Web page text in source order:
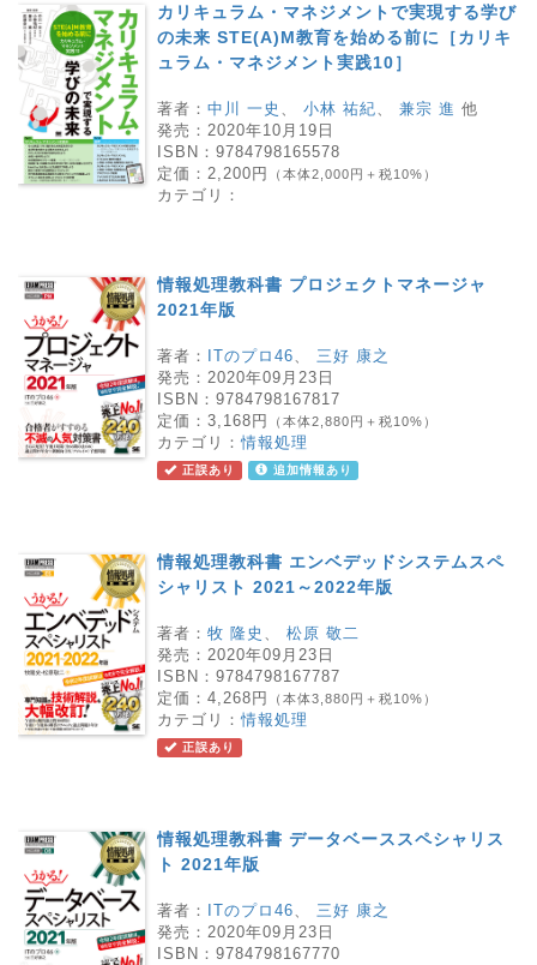
カリキュラム・マネジメントで実現する学び
の未来 STE(A)M教育を始める前に［カリキ
ュラム・マネジメント実践10］
著者： 中川 一史 小林 祐紀 兼宗 進 他
発売： 2020年10月19日
ISBN： 9784798165578
定価： 2,200円 （本体2,000円＋税10%）
カテゴリ：
情報処理教科書 プロジェクトマネージャ
2021年版
著者： ITのプロ46
三好 康之
発売： 2020年09月23日
ISBN： 9784798167817
定価： 3,168円 （本体2,880円＋税10%）
カテゴリ：情報処理
正誤あり 追加情報あり
情報処理教科書 エンベデッドシステムスペ
シャリスト 2021～2022年版
著者： 牧 隆史
松原 敬二
発売： 2020年09月23日
ISBN： 9784798167787
定価： 4,268円 （本体3,880円＋税10%）
カテゴリ：情報処理
正誤あり
情報処理教科書 データベーススペシャリス
ト 2021年版
著者： ITのプロ46
三好 康之
発売： 2020年09月23日
ISBN： 9784798167770